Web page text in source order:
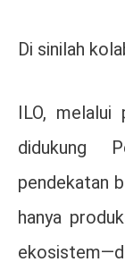
Di sinilah
ILO,
didukung
pendekatan
hanya